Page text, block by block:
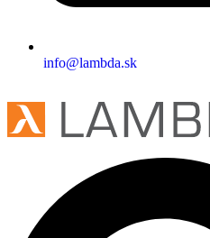
info@lambda.sk